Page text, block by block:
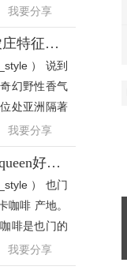
每
我要分享
也门咖啡产区地域特点及分级制度介绍 也门咖啡著名农庄特征介绍
） 说到
幻野性香气
处亚洲隔著
塞
我要分享
也门摩卡咖啡风味描述和产地介绍也门摩卡咖啡界中的queen好喝吗
） 也门
咖啡 产地。
啡是也门的
一
我要分享